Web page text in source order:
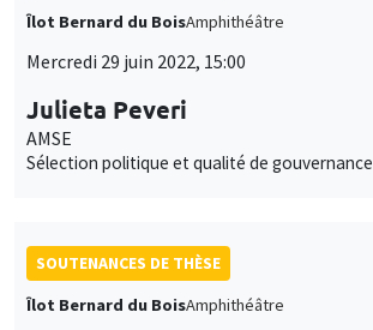
Îlot Bernard du BoisAmphithéâtre
Mercredi 29 juin 2022, 15:00
Julieta Peveri
AMSE
Sélection politique et qualité de gouvernance
SOUTENANCES DE THÈSE
Îlot Bernard du BoisAmphithéâtre